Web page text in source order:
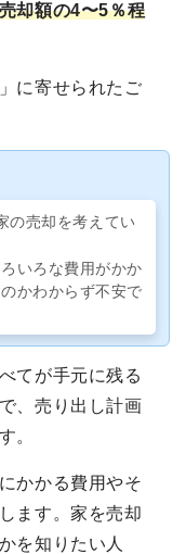
売却額の4〜5％程
」に寄せられたご
の売却を考えてい
いろな費用がかか
かわからず不安で
てが手元に残る
、売り出し計画
。
かかる費用やそ
ます。家を売却
を知りたい人